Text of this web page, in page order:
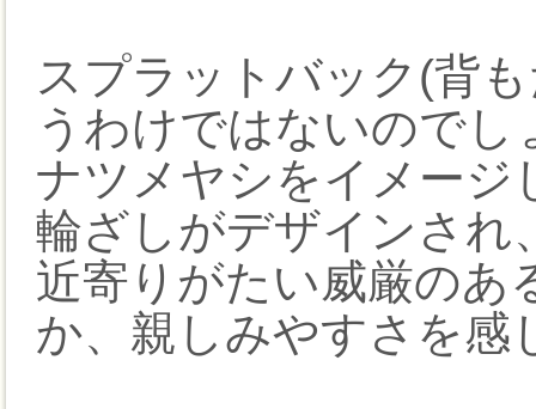
スプラットバック(背
うわけではないのでし
ナツメヤシをイメージ
輪ざしがデザインされ
近寄りがたい威厳のあ
か、親しみやすさを感